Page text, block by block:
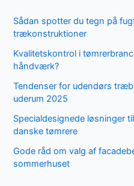
Sådan spotter du tegn på
trækonstruktioner
Kvalitetskontrol i
håndværk?
Tendenser for udendørs
uderum 2025
Specialdesignede løsninger
danske tømrere
Gode råd om valg af
sommerhuset